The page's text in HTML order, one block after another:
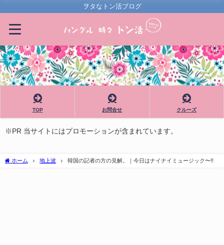
ヲタなトン活ブログ
TOP お問合せ クルーズ
※PR 当サイトにはプロモーションが含まれています。
ホーム 地上波 韓国の記者の方の見解。｜今日はナイナイミュージック〜!!